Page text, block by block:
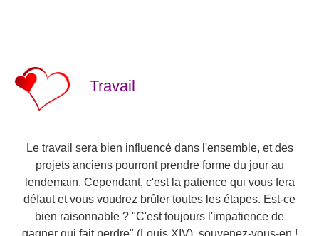
Travail
Le travail sera bien influencé dans l'ensemble, et des
projets anciens pourront prendre forme du jour au
lendemain. Cependant, c'est la patience qui vous fera
défaut et vous voudrez brûler toutes les étapes. Est-ce
bien raisonnable ? "C'est toujours l'impatience de